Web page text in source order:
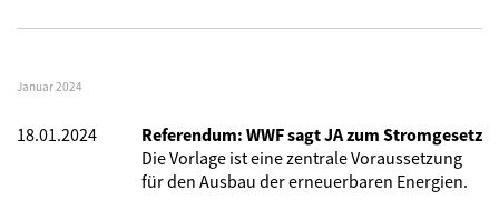
Januar 2024
18.01.2024
Referendum: WWF sagt JA zum Stromgesetz
Die Vorlage ist eine zentrale Voraussetzung
für den Ausbau der erneuerbaren Energien.